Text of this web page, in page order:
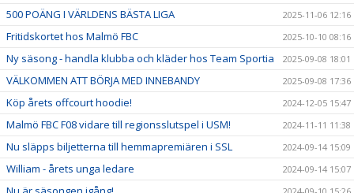
500 POÄNG I VÄRLDENS BÄSTA LIGA 2025-11-06 12:16
Fritidskortet hos Malmö FBC 2025-10-10 08:16
Ny säsong - handla klubba och kläder hos Team Sportia 2025-09-08 18:01
VÄLKOMMEN ATT BÖRJA MED INNEBANDY 2025-09-08 17:36
Köp årets offcourt hoodie! 2024-12-05 15:47
Malmö FBC F08 vidare till regionsslutspel i USM! 2024-11-11 11:38
Nu släpps biljetterna till hemmapremiären i SSL 2024-09-14 15:09
William - årets unga ledare 2024-09-14 15:07